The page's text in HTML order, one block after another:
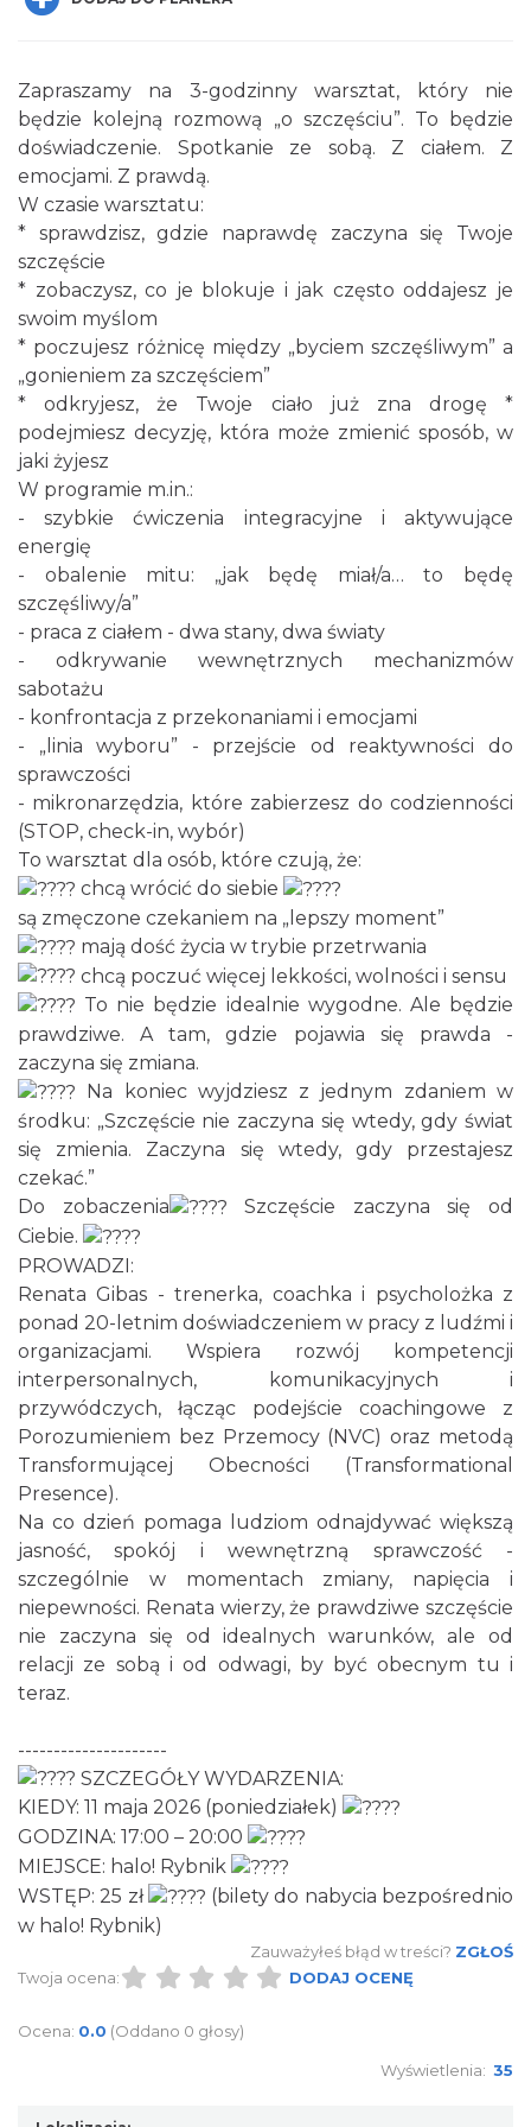
Wakacyjne Warsztaty Malarskie "Rybnik -
miasto zieleni"
Rybnik
0.00 km
Coś z niczego - organizery z tektury, z
makramy...
Rybnik
2026-08-19
0.00 km
DNI OTWARTE w teatrze NA PÓŁ i teatrze
POWROTÓW || REKRUTACJA NA SEZON
26/27
Rybnik
0.00 km
XXVI Powiatowy Rajd Rowerowy
Wodzisław Śląski
2026-08-30
11.19 km
Koncert Sandry w Gliwicach
Gliwice
2026-10-16
21.05 km
Wystawa prof. Włodzimierza
Kwiatkowskiego w Tichauer Art Gallery
Święto Ziół w pszczyńskim skansenie
Pszczyna
Zapraszamy na 3-godzinny warsztat, który nie
będzie kolejną rozmową „o szczęściu”. To będzie
doświadczenie. Spotkanie ze sobą. Z ciałem. Z
emocjami. Z prawdą.
W czasie warsztatu:
* sprawdzisz, gdzie naprawdę zaczyna się Twoje
szczęście
* zobaczysz, co je blokuje i jak często oddajesz je
swoim myślom
* poczujesz różnicę między „byciem szczęśliwym” a
„gonieniem za szczęściem”
* odkryjesz, że Twoje ciało już zna drogę *
podejmiesz decyzję, która może zmienić sposób, w
jaki żyjesz
W programie m.in.:
- szybkie ćwiczenia integracyjne i aktywujące
energię
- obalenie mitu: „jak będę miał/a… to będę
szczęśliwy/a”
- praca z ciałem - dwa stany, dwa światy
- odkrywanie wewnętrznych mechanizmów
sabotażu
- konfrontacja z przekonaniami i emocjami
- „linia wyboru” - przejście od reaktywności do
sprawczości
- mikronarzędzia, które zabierzesz do codzienności
(STOP, check-in, wybór)
To warsztat dla osób, które czują, że:
chcą wrócić do siebie
są zmęczone czekaniem na „lepszy moment”
mają dość życia w trybie przetrwania
chcą poczuć więcej lekkości, wolności i sensu
To nie będzie idealnie wygodne. Ale będzie
prawdziwe. A tam, gdzie pojawia się prawda -
zaczyna się zmiana.
Na koniec wyjdziesz z jednym zdaniem w
środku: „Szczęście nie zaczyna się wtedy, gdy świat
się zmienia. Zaczyna się wtedy, gdy przestajesz
czekać.”
Do zobaczenia
Szczęście zaczyna się od
Ciebie.
PROWADZI:
Renata Gibas - trenerka, coachka i psycholożka z
ponad 20-letnim doświadczeniem w pracy z ludźmi i
organizacjami. Wspiera rozwój kompetencji
interpersonalnych, komunikacyjnych i
przywódczych, łącząc podejście coachingowe z
Porozumieniem bez Przemocy (NVC) oraz metodą
Transformującej Obecności (Transformational
Presence).
Na co dzień pomaga ludziom odnajdywać większą
jasność, spokój i wewnętrzną sprawczość -
szczególnie w momentach zmiany, napięcia i
niepewności. Renata wierzy, że prawdziwe szczęście
nie zaczyna się od idealnych warunków, ale od
relacji ze sobą i od odwagi, by być obecnym tu i
teraz.
---------------------
SZCZEGÓŁY WYDARZENIA:
KIEDY: 11 maja 2026 (poniedziałek)
GODZINA: 17:00 – 20:00
MIEJSCE: halo! Rybnik
WSTĘP: 25 zł
(bilety do nabycia bezpośrednio
w halo! Rybnik)
Zauważyłeś błąd w treści? ZGŁOŚ
Twoja ocena:
DODAJ OCENĘ
Ocena: 0.0 (Oddano 0 głosy)
Wyświetlenia: 35